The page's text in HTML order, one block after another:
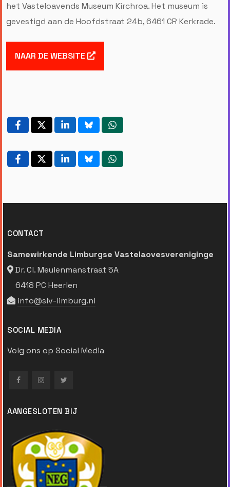
het Vasteloavends Museum Kirchroa. Het museum is
gevestigd aan de Hoofdstraat 24b, 6461 CR Kerkrade.
NAAR DE WEBSITE
CONTACT
Samewirkende Limburgse Vastelaovesvereniginge
Dr. Cl. Meulenmanstraat 5A
6418 PC Heerlen
info@slv-limburg.nl
SOCIAL MEDIA
Volg ons op Social Media
AANGESLOTEN BIJ